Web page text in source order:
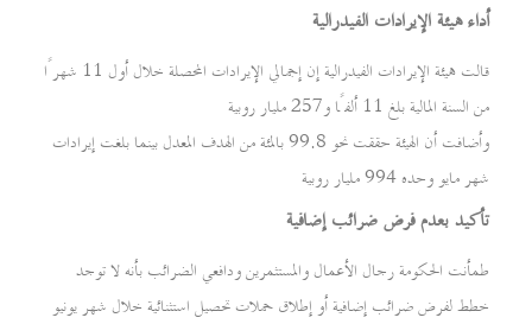
أداء هيئة الإيرادات الفيدرالية
قالت هيئة الإيرادات الفيدرالية إن إجمالي الإيرادات المحصلة خلال أول 11 شهرًا
من السنة المالية بلغ 11 ألفًا و257 مليار روبية
وأضافت أن الهيئة حققت نحو 99.8 بالمئة من الهدف المعدل بينما بلغت إيرادات
شهر مايو وحده 994 مليار روبية
تأكيد بعدم فرض ضرائب إضافية
طمأنت الحكومة رجال الأعمال والمستثمرين ودافعي الضرائب بأنه لا توجد
خطط لفرض ضرائب إضافية أو إطلاق حملات تحصيل استثنائية خلال شهر يونيو